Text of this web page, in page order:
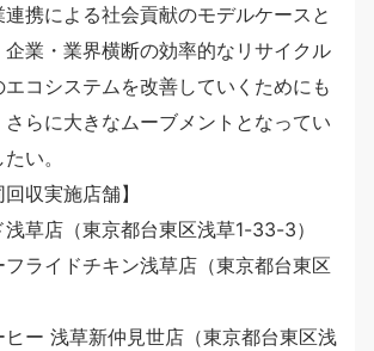
携による社会貢献のモデルケースと
企業・業界横断の効率的なリサイクル
コシステムを改善していくためにも
らに大きなムーブメントとなってい
い。
収実施店舗】
草店（東京都台東区浅草1-33-3）
ライドチキン浅草店（東京都台東区
ー 浅草新仲見世店（東京都台東区浅